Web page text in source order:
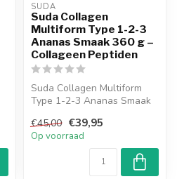
SUDA
Suda Collagen
Multiform Type 1-2-3
Ananas Smaak 360 g –
Collageen Peptiden
Suda Collagen Multiform
Type 1-2-3 Ananas Smaak
voedingssupplement ...
€45,00 €39,95
Op voorraad